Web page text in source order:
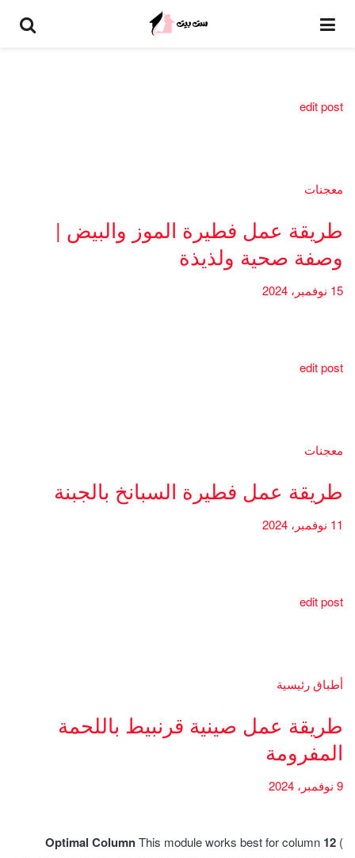
edit post
معجنات
طريقة عمل فطيرة الموز والبيض |
وصفة صحية ولذيذة
15 نوفمبر، 2024
edit post
معجنات
طريقة عمل فطيرة السبانخ بالجبنة
11 نوفمبر، 2024
edit post
أطباق رئيسية
طريقة عمل صينية قرنبيط باللحمة
المفرومة
9 نوفمبر، 2024
Optimal ColumnThis module works best for column 12 (